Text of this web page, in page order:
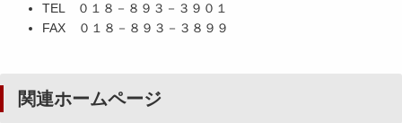
TEL ０１８－８９３－３９０１
FAX ０１８－８９３－３８９９
関連ホームページ